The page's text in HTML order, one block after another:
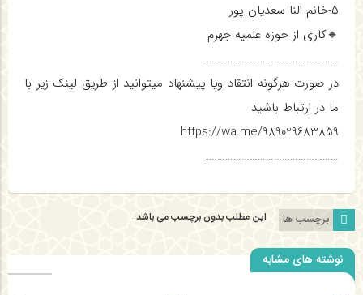
۵-خانم النا سعدیان پور
🔸کاری از حوزه علمیه جهرم
………………………………………….
در صورت هرگونه انتقاد ویا پیشنهاد میتوانید از طریق لینک زیر با
ما در ارتباط باشید
https://wa.me/989029683859
………………………………………….
برچسب ها این مطلب بدون برچسب می باشد.
نوشته های مشابه